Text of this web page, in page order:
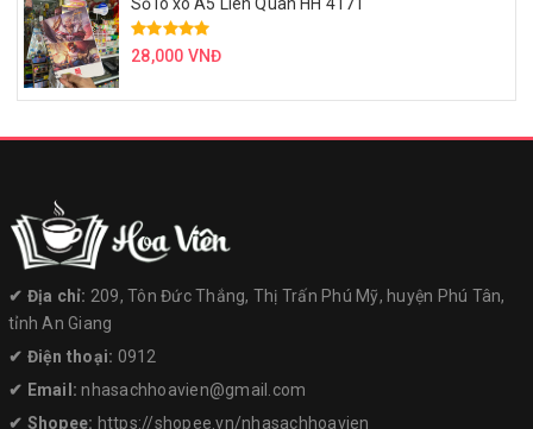
28,000 VNĐ
✔︎ Địa chỉ: 209, Tôn Đức Thắng, Thị Trấn Phú Mỹ, huyện Phú Tân,
tỉnh An Giang
✔︎ Điện thoại: 0912
✔︎ Email:nhasachhoavien@gmail.com
✔︎ Shopee: https://shopee.vn/nhasachhoavien